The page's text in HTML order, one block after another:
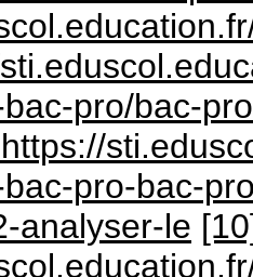
pro/bac-
pro-bac-
analyser-le